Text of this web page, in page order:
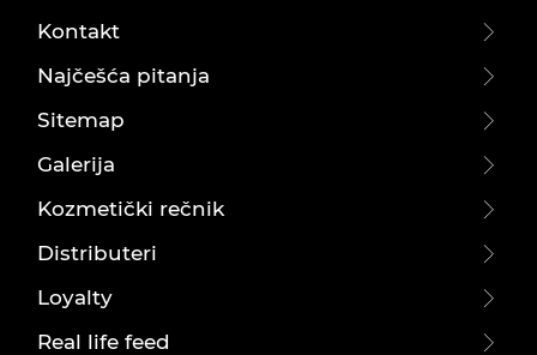
Kontakt
Najčešća pitanja
Sitemap
Galerija
Kozmetički rečnik
Distributeri
Loyalty
Real life feed